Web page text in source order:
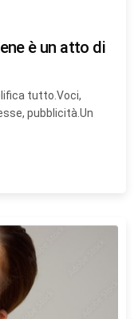
è un atto di
tutto.Voci,
pubblicità.Un